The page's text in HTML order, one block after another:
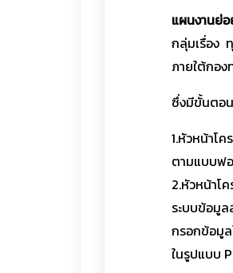
แผนงานย่
กลุ่มเรื่อง
ภายใต้กอ
ซึ่งมีขั้นตอ
1.หัวหน้าโ
ตามแบบฟ
2.หัวหน้าโ
ระบบข้อมู
กรอกข้อมูล
ในรูปแบบ